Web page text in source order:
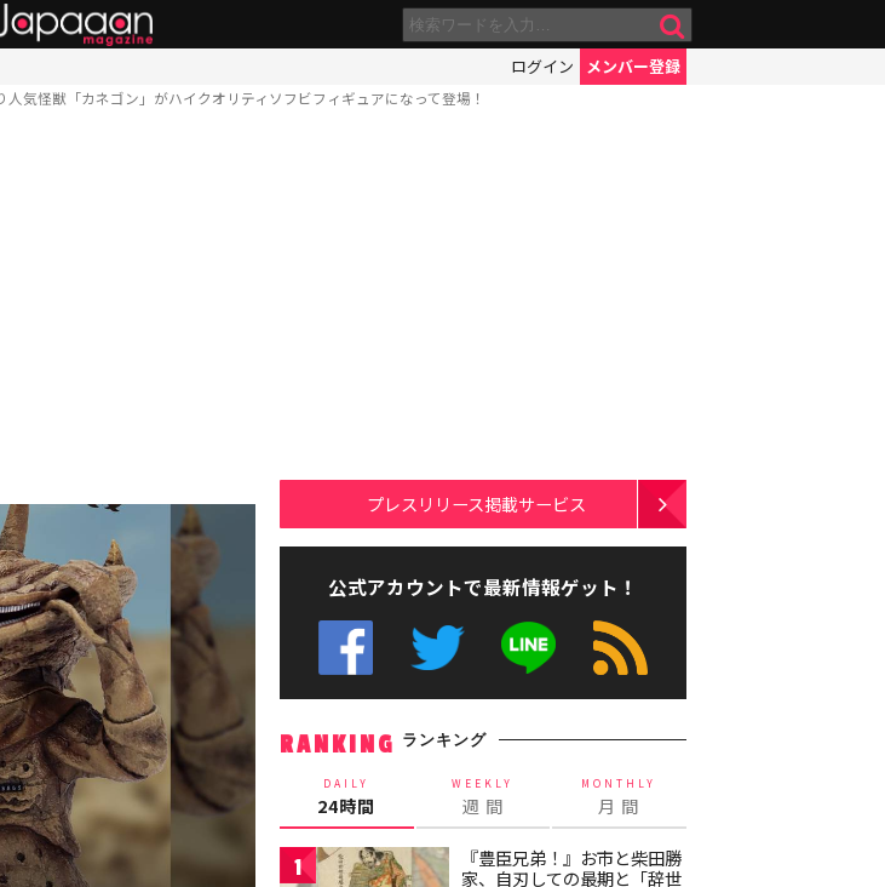
ログイン メンバー登録
気怪獣「カネゴン」がハイクオリティソフビフィギュアになって登場！
プレスリリース掲載サービス
公式アカウントで最新情報ゲット！
RANKING ランキング
DAILY
24時間
WEEKLY
週 間
MONTHLY
月 間
1
『豊臣兄弟！』お市と柴田勝
家、自刃しての最期と「辞世